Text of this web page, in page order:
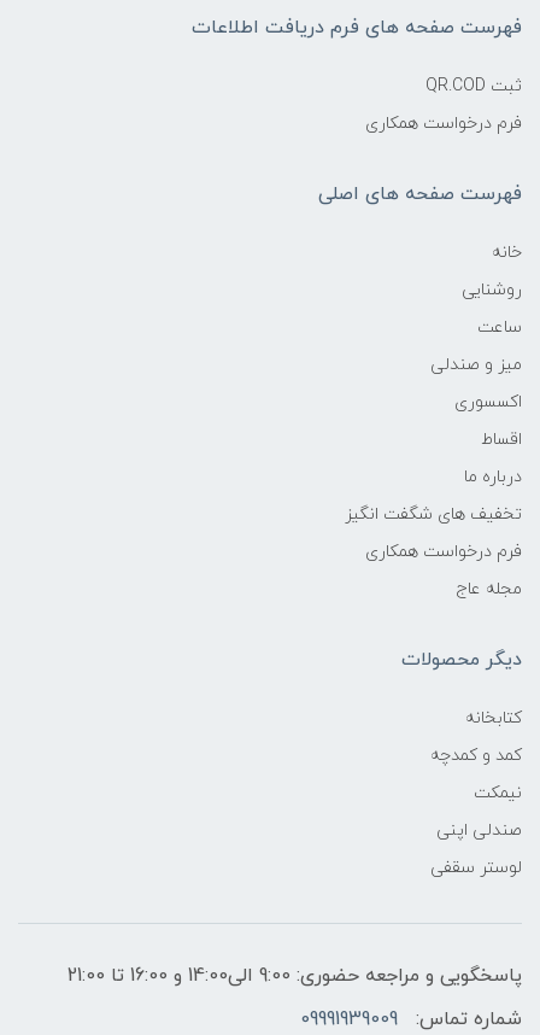
فهرست صفحه های فرم دریافت اطلاعات
ثبت QR.COD
فرم درخواست همکاری
فهرست صفحه های اصلی
خانه
روشنایی
ساعت
میز و صندلی
اکسسوری
اقساط
درباره ما
تخفیف های شگفت انگیز
فرم درخواست همکاری
مجله عاج
دیگر محصولات
کتابخانه
کمد و کمدچه
نیمکت
صندلی اپنی
لوستر سقفی
پاسخگویی و مراجعه حضوری: 9:00 الی14:00 و 16:00 تا 21:00
شماره تماس:
09991939009